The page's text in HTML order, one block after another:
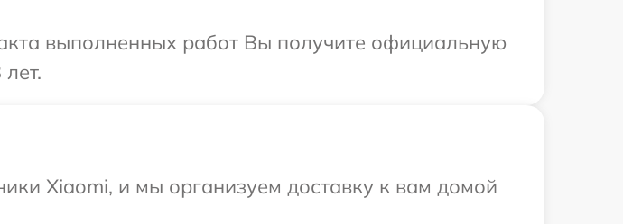
выполненных работ Вы получите официальную
Xiaomi, и мы организуем доставку к вам домой